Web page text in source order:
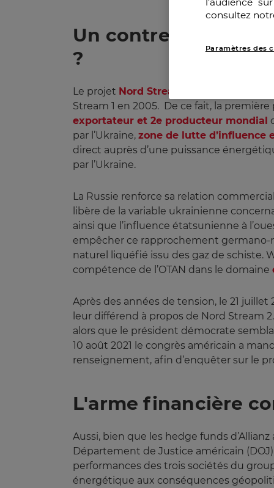
Un contrecoup du
?
Le projet Nord Stream 2
, lancé en
Stream 1 en 2005. De ce fait, la
exportateur et 2e producteur mondial
par l’Ukraine, zone de lutte d’influence
direct auprès d’une puissance
par l’Ukraine.
La Russie renforce sa relation
libère de la variable ukrainienne
ainsi que l’influence étatsunienne à
empêcher ce rapprochement germano-
naturel liquéfié issu des gaz de schiste.
compétence de l’OTAN dans le domaine
Après des années de tension, le 21
leur différend à propos de Nord Stream
alors que le président démocrate
10 août 2021 le congrès américain a
renseignement, afin d’enquêter sur le
L'arme financière
Aussi, bien que les hedge funds
Département de Justice américain
performances des trois sociétés du
énergétique aux conséquences
consultez
Paramètres des